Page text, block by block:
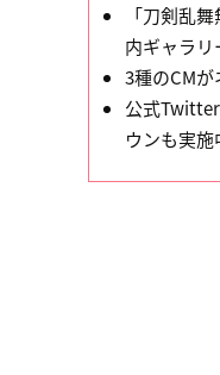
「刀剣乱
内ギャラリ
3種のCM
公式
ウンも実施